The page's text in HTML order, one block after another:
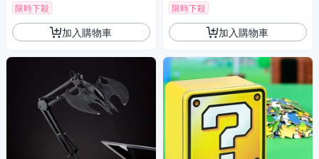
限時下殺
加入購物車
限時下殺
加入購物車